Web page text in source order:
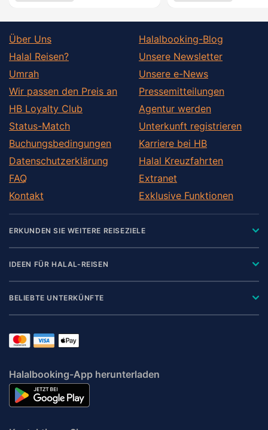
Über Uns
Halal Reisen?
Umrah
Wir passen den Preis an
HB Loyalty Club
Status-Match
Buchungsbedingungen
Datenschutzerklärung
FAQ
Kontakt
Halalbooking-Blog
Unsere Newsletter
Unsere e-News
Pressemitteilungen
Agentur werden
Unterkunft registrieren
Karriere bei HB
Halal Kreuzfahrten
Extranet
Exklusive Funktionen
ERKUNDEN SIE WEITERE REISEZIELE
IDEEN FÜR HALAL-REISEN
BELIEBTE UNTERKÜNFTE
Halalbooking-App herunterladen